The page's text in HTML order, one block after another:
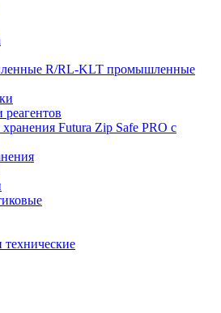
R/RL-KLT промышленные
Futura Zip Safe PRO с
технические